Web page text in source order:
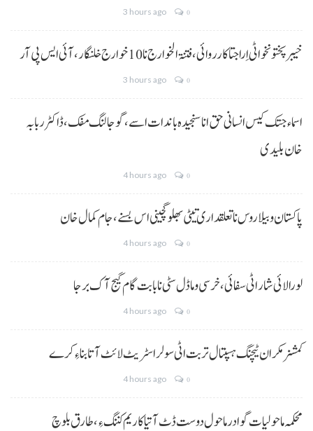
3 hours ago 0
خیبر پختونخوا ٹی اِرا جتا کارروائی، فتنۃ الخوارج نا 10خوارج خلنگار،آئی ایس پی آر
3 hours ago 0
اسماء جتک کیس انسانی حق انا سنجیدہ باندات اسے، گوجالنگ مفک،ڈاکٹر ربابہ
خان بلیدی
4 hours ago 0
پاکستان و بیلاروس نا تعلقداری تیٹی بھلو گچینی اس بسنے، جام کمال خان
4 hours ago 0
لورالائی شار اٹی سفائی، خرسی و ماڈل سٹی نا بابت گام گیج آک برجا
4 hours ago 0
کمشنر مکران ٹیچنگ ہسپتال تربت اٹی سولر اسٹریٹ لائٹ آتا بناءِ کرے
4 hours ago 0
محکمہ ماحولیات گوادر ماحول دوست ڈٹ آتیا کاریم کننگ ءِ، طارق بلوچ